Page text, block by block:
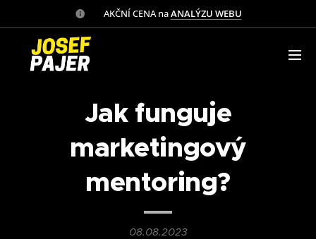
✅ AKČNÍ CENA naANALÝZU WEBU
Jak funguje
marketingový
mentoring?
08.08.2023